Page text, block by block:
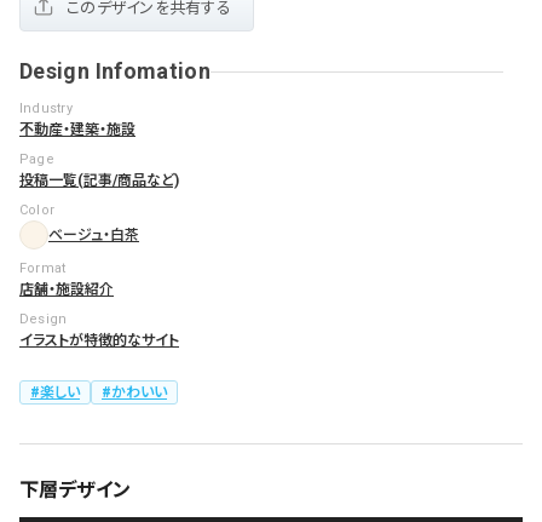
このデザインを共有する
Design Infomation
Industry
不動産・建築・施設
Page
投稿一覧(記事/商品など)
Color
ベージュ・白茶
Format
店舗・施設紹介
Design
イラストが特徴的なサイト
楽しい かわいい
下層デザイン